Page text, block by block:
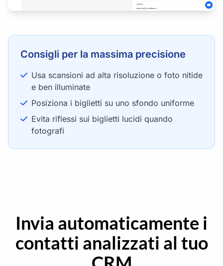
Consigli per la massima precisione
Usa scansioni ad alta risoluzione o foto nitide
e ben illuminate
Posiziona i biglietti su uno sfondo uniforme
Evita riflessi sui biglietti lucidi quando
fotografi
Invia automaticamente i
contatti analizzati al tuo